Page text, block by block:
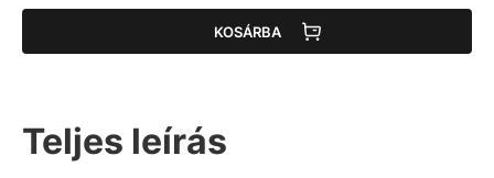
KOSÁRBA
Teljes leírás